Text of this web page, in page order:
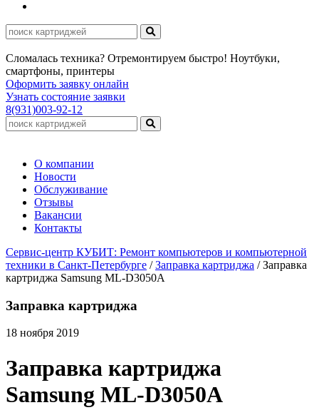
Сломалась техника? Отремонтируем быстро! Ноутбуки,
смартфоны, принтеры
Оформить заявку онлайн
Узнать состояние заявки
8(931)003-92-12
О компании
Новости
Обслуживание
Отзывы
Вакансии
Контакты
Сервис-центр КУБИТ: Ремонт компьютеров и компьютерной
техники в Санкт-Петербурге / Заправка картриджа / Заправка
картриджа Samsung ML-D3050A
Заправка картриджа
18 ноября 2019
Заправка картриджа
Samsung ML-D3050A